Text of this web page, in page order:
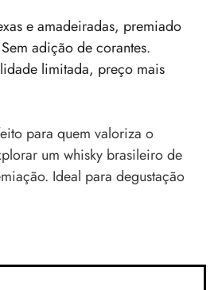
e amadeiradas, premiado
adição de corantes.
limitada, preço mais
para quem valoriza o
um whisky brasileiro de
Ideal para degustação